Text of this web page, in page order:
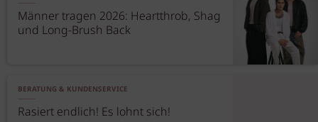
Männer tragen 2026: Heartthrob, Shag
und Long-Brush Back
BERATUNG & KUNDENSERVICE
Rasiert endlich! Es lohnt sich!